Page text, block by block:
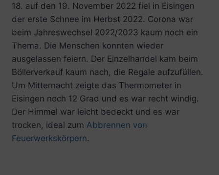
18. auf den 19. November 2022 fiel in Eisingen
der erste Schnee im Herbst 2022. Corona war
beim Jahreswechsel 2022/2023 kaum noch ein
Thema. Die Menschen konnten wieder
ausgelassen feiern. Der Einzelhandel kam beim
Böllerverkauf kaum nach, die Regale aufzufüllen.
Um Mitternacht zeigte das Thermometer in
Eisingen noch 12 Grad und es war recht windig.
Der Himmel war leicht bedeckt und es war
trocken, ideal zum Abbrennen von
Feuerwerkskörpern.